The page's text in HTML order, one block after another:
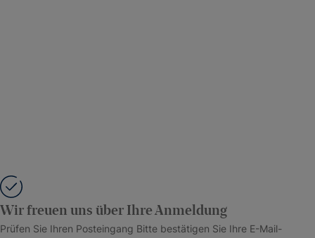
Wir freuen uns über Ihre Anmeldung
Prüfen Sie Ihren Posteingang Bitte bestätigen Sie Ihre E-Mail-